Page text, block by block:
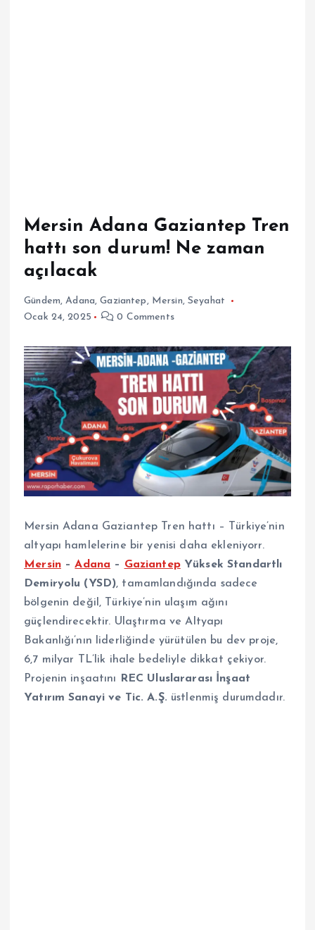
Mersin Adana Gaziantep Tren
hattı son durum! Ne zaman
açılacak
Gündem,Adana,Gaziantep , Mersin, Seyahat
Ocak 24, 2025
0 Comments
Mersin Adana Gaziantep Tren hattı – Türkiye’nin
altyapı hamlelerine bir yenisi daha ekleniyorr.
Mersin–Adana – GaziantepYüksek Standartlı
Demiryolu (YSD), tamamlandığında sadece
bölgenin değil, Türkiye’nin ulaşım ağını
güçlendirecektir. Ulaştırma ve Altyapı
Bakanlığı’nın liderliğinde yürütülen bu dev proje,
6,7 milyar TL’lik ihale bedeliyle dikkat çekiyor.
Projenin inşaatını REC Uluslararası İnşaat
Yatırım Sanayi ve Tic. A.Ş. üstlenmiş durumdadır.